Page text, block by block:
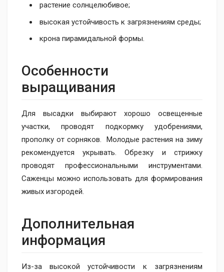
растение солнцелюбивое;
высокая устойчивость к загрязнениям среды;
крона пирамидальной формы.
Особенности
выращивания
Для высадки выбирают хорошо освещенные
участки, проводят подкормку удобрениями,
прополку от сорняков. Молодые растения на зиму
рекомендуется укрывать. Обрезку и стрижку
проводят профессиональными инструментами.
Саженцы можно использовать для формирования
живых изгородей.
Дополнительная
информация
Из-за высокой устойчивости к загрязнениям